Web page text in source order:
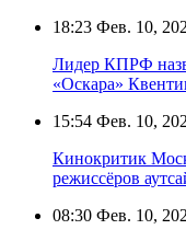
18:23 Фев. 10,
Лидер КПРФ
«Оскара»
15:54 Фев. 10,
Кинокритик
режиссёров
08:30 Фев. 10,